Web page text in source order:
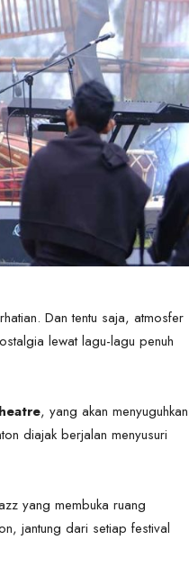
Dan tentu saja, atmosfer
lewat lagu-lagu penuh
, yang akan menyuguhkan
diajak berjalan menyusuri
yang membuka ruang
jantung dari setiap festival